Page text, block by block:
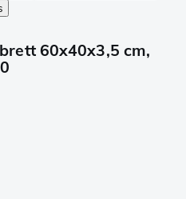
60x40x3,5 cm,